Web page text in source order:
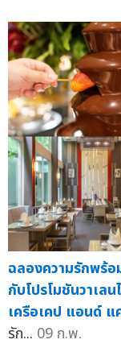
ฉลองความรักพร้
กับโปรโมชันวาเล
เครือเคป แอนด์ แ
รัก... 09 ก.พ.